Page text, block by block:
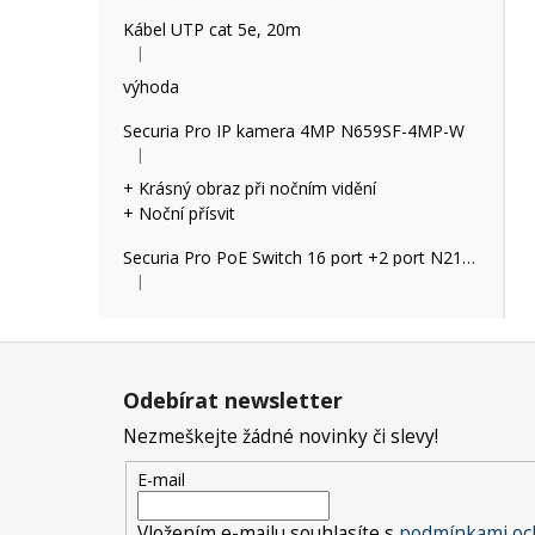
Kábel UTP cat 5e, 20m
Hodnocení produktu je 5 z 5 hvězdiček.
|
výhoda
Securia Pro IP kamera 4MP N659SF-4MP-W
Hodnocení produktu je 5 z 5 hvězdiček.
|
+ Krásný obraz při nočním vidění
+ Noční přísvit
Securia Pro PoE Switch 16 port +2 port N2162P
Hodnocení produktu je 2 z 5 hvězdiček.
|
Z
Odebírat newsletter
Nezmeškejte žádné novinky či slevy!
E-mail